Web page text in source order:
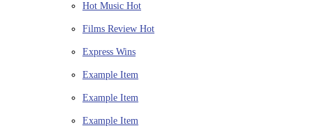
Hot Music Hot
Films Review Hot
Express Wins
Example Item
Example Item
Example Item